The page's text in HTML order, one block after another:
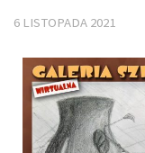
6 LISTOPADA 2021